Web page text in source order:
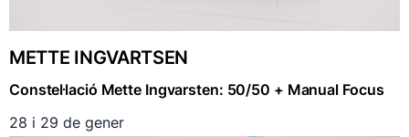
METTE INGVARTSEN
Constel·lació Mette Ingvarsten: 50/50 + Manual Focus
28 i 29 de gener